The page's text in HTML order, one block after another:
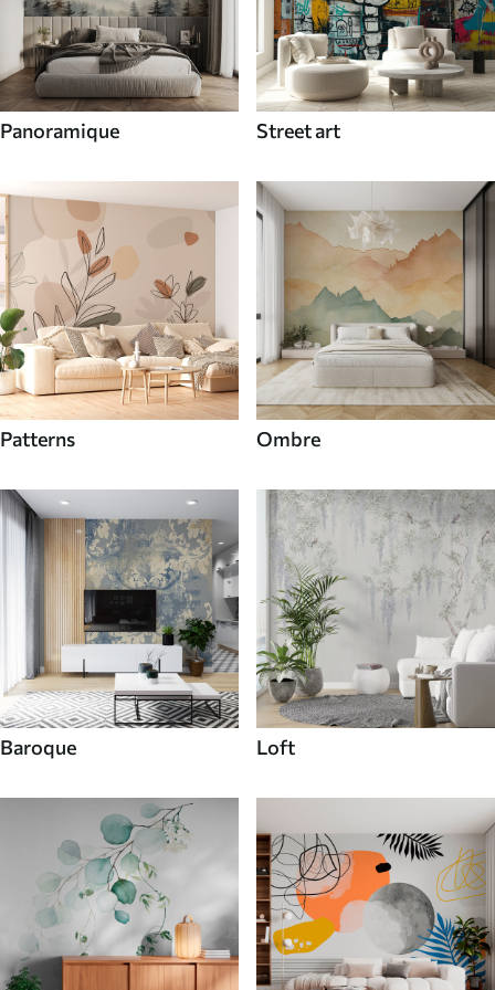
Panoramique Street art
Patterns Ombre
Baroque Loft